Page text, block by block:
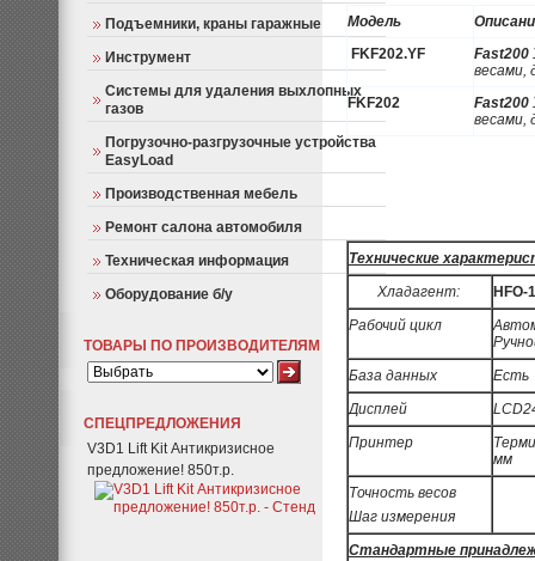
Подъемники, краны гаражные
Инструмент
Системы для удаления выхлопных
газов
Погрузочно-разгрузочные устройства
EasyLoad
Производственная мебель
Ремонт салона автомобиля
Техническая информация
Оборудование б/у
ТОВАРЫ ПО ПРОИЗВОДИТЕЛЯМ
СПЕЦПРЕДЛОЖЕНИЯ
V3D1 Lift Kit Антикризисное
предложение! 850т.р.
Модель
FKF202.YF
Fast200
весами,
FKF202
Fast200
весами,
Технические
Хладагент:
HFO-
Рабочий цикл
База данных
Есть
Дисплей
Принтер
мм
Точность весов
Шаг измерения
Стандартные